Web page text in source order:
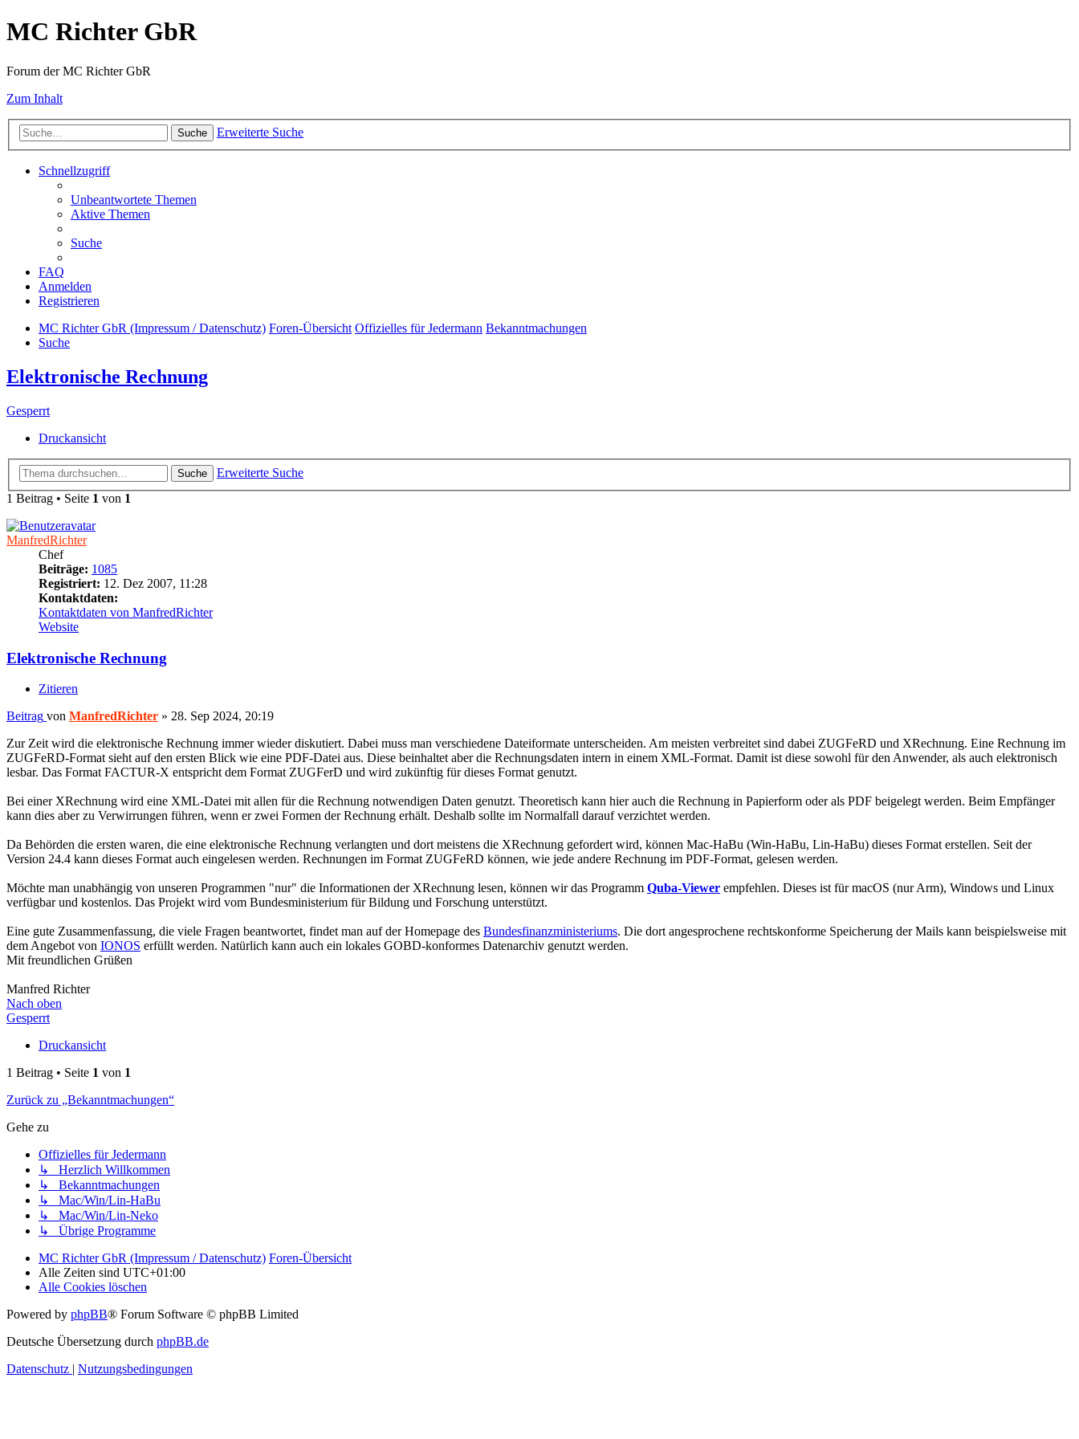
MC Richter GbR
Forum der MC Richter GbR
Zum Inhalt
Suche Erweiterte Suche
Schnellzugriff
Unbeantwortete Themen
Aktive Themen
Suche
FAQ
Anmelden
Registrieren
MC Richter GbR (Impressum / Datenschutz) Foren-Übersicht Offizielles für Jedermann Bekanntmachungen
Suche
Elektronische Rechnung
Gesperrt
Druckansicht
Suche
Erweiterte Suche
1 Beitrag • Seite 1 von 1
ManfredRichter
Chef
Beiträge: 1085
Registriert: 12. Dez 2007, 11:28
Kontaktdaten:
Kontaktdaten von ManfredRichter
Website
Elektronische Rechnung
Zitieren
Beitrag von ManfredRichter » 28. Sep 2024, 20:19
Zur Zeit wird die elektronische Rechnung immer wieder diskutiert. Dabei muss man verschiedene Dateiformate unterscheiden. Am meisten verbreitet sind dabei ZUGFeRD und XRechnung. Eine Rechnung im
ZUGFeRD-Format sieht auf den ersten Blick wie eine PDF-Datei aus. Diese beinhaltet aber die Rechnungsdaten intern in einem XML-Format. Damit ist diese sowohl für den Anwender, als auch elektronisch
lesbar. Das Format FACTUR-X entspricht dem Format ZUGFerD und wird zukünftig für dieses Format genutzt.
Bei einer XRechnung wird eine XML-Datei mit allen für die Rechnung notwendigen Daten genutzt. Theoretisch kann hier auch die Rechnung in Papierform oder als PDF beigelegt werden. Beim Empfänger
kann dies aber zu Verwirrungen führen, wenn er zwei Formen der Rechnung erhält. Deshalb sollte im Normalfall darauf verzichtet werden.
Da Behörden die ersten waren, die eine elektronische Rechnung verlangten und dort meistens die XRechnung gefordert wird, können Mac-HaBu (Win-HaBu, Lin-HaBu) dieses Format erstellen. Seit der
Version 24.4 kann dieses Format auch eingelesen werden. Rechnungen im Format ZUGFeRD können, wie jede andere Rechnung im PDF-Format, gelesen werden.
Möchte man unabhängig von unseren Programmen "nur" die Informationen der XRechnung lesen, können wir das Programm Quba-Viewer empfehlen. Dieses ist für macOS (nur Arm), Windows und Linux
verfügbar und kostenlos. Das Projekt wird vom Bundesministerium für Bildung und Forschung unterstützt.
Eine gute Zusammenfassung, die viele Fragen beantwortet, findet man auf der Homepage des Bundesfinanzministeriums. Die dort angesprochene rechtskonforme Speicherung der Mails kann beispielsweise mit
dem Angebot von IONOS erfüllt werden. Natürlich kann auch ein lokales GOBD-konformes Datenarchiv genutzt werden.
Mit freundlichen Grüßen
Manfred Richter
Nach oben
Gesperrt
Druckansicht
1 Beitrag • Seite 1 von 1
Zurück zu „Bekanntmachungen“
Gehe zu
Offizielles für Jedermann
↳ Herzlich Willkommen
↳ Bekanntmachungen
↳ Mac/Win/Lin-HaBu
↳ Mac/Win/Lin-Neko
↳ Übrige Programme
MC Richter GbR (Impressum / Datenschutz) Foren-Übersicht
Alle Zeiten sind UTC+01:00
Alle Cookies löschen
Powered by phpBB® Forum Software © phpBB Limited
Deutsche Übersetzung durch phpBB.de
Datenschutz | Nutzungsbedingungen